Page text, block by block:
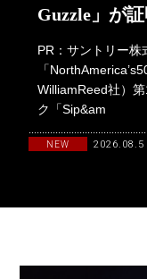
Guzzle」が
PR：サントリー株
「
WilliamReed社）
ク「Sip&am
NEW 2026.08.5